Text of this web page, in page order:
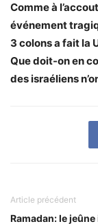
Comme à
événement
3 colons a fait la
Que doit-on en
des israéliens
Article précédent
Ramadan: le